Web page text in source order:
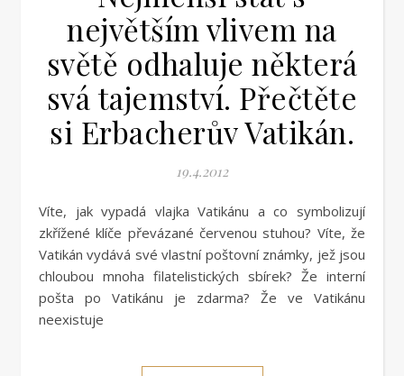
největším vlivem na
světě odhaluje některá
svá tajemství. Přečtěte
si Erbacherův Vatikán.
19.4.2012
Víte, jak vypadá vlajka Vatikánu a co symbolizují
zkřížené klíče převázané červenou stuhou? Víte, že
Vatikán vydává své vlastní poštovní známky, jež jsou
chloubou mnoha filatelistických sbírek? Že interní
pošta po Vatikánu je zdarma? Že ve Vatikánu
neexistuje